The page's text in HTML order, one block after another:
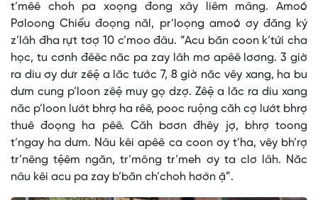
t’mêê choh pa xoọng đong xây liêm mâng. Amoó
Pơloong Chiếu đoọng năl, pr’loọng amoó ơy đăng ký
z’lâh đha rựt tơợ 10 c’moo đâu. “Acu băn coon k’tứi cha
học, tu cơnh đêêc năc pa zay lâh mơ apêê lơơng. 3 giờ
ra diu ơy dưr zêệ a lăc tước 7, 8 giờ năc vêy xang, ha bu
dưm cung p’loon zêệ muy gọ dzợ. Zêệ a lăc ra diu xang
năc p’loon lướt bhrợ ha rêê, pooc ruộng căh cợ lướt bhrợ
thuê đoọng ha pêê. Căh bơơn đhêy jợ, bhrợ toong
t’ngay ha dưm. Nâu kêi apêê ca coon ơy t’ha, vêy bh’rợ
tr’nêng tệêm ngăn, tr’mông tr’meh ơy ta clơ lâh. Năc
nâu kêi acu pa zay b’băn ch’choh hơớn ặ”.